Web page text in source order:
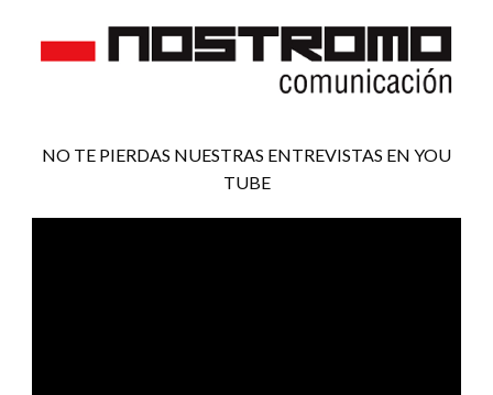
NO TE PIERDAS NUESTRAS ENTREVISTAS EN YOU
TUBE